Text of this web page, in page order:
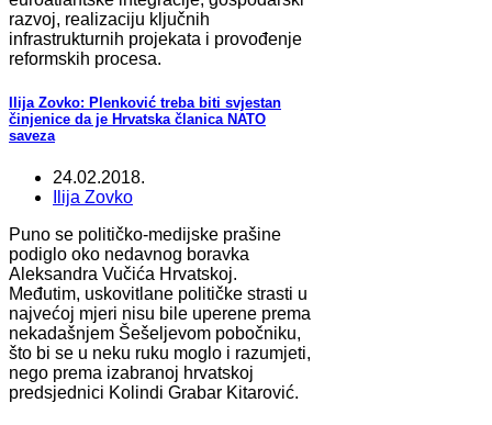
razvoj, realizaciju ključnih
infrastrukturnih projekata i provođenje
reformskih procesa.
Ilija Zovko: Plenković treba biti svjestan
činjenice da je Hrvatska članica NATO
saveza
24.02.2018.
Ilija Zovko
Puno se političko-medijske prašine
podiglo oko nedavnog boravka
Aleksandra Vučića Hrvatskoj.
Međutim, uskovitlane političke strasti u
najvećoj mjeri nisu bile uperene prema
nekadašnjem Šešeljevom pobočniku,
što bi se u neku ruku moglo i razumjeti,
nego prema izabranoj hrvatskoj
predsjednici Kolindi Grabar Kitarović.